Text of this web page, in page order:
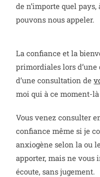
de n’importe quel
pouvons nous appeler.
La confiance et la
primordiales lors
d’une consultation de
moi qui à ce moment-
Vous venez consulter
confiance même si je
anxiogène selon la ou
apporter, mais ne vous
écoute, sans jugement.